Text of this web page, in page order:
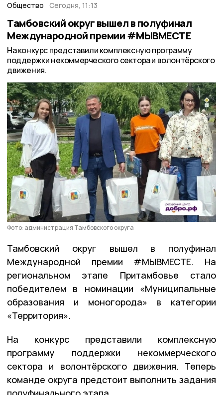
Общество Сегодня, 11:13
Тамбовский округ вышел в полуфинал
Международной премии #МЫВМЕСТЕ
На конкурс представили комплексную программу
поддержки некоммерческого сектора и волонтёрского
движения.
Фото: администрация Тамбовского округа
Тамбовский округ вышел в полуфинал
Международной премии #МЫВМЕСТЕ. На
региональном этапе Притамбовье стало
победителем в номинации «Муниципальные
образования и моногорода» в категории
«Территория».
На конкурс представили комплексную
программу поддержки некоммерческого
сектора и волонтёрского движения. Теперь
команде округа предстоит выполнить задания